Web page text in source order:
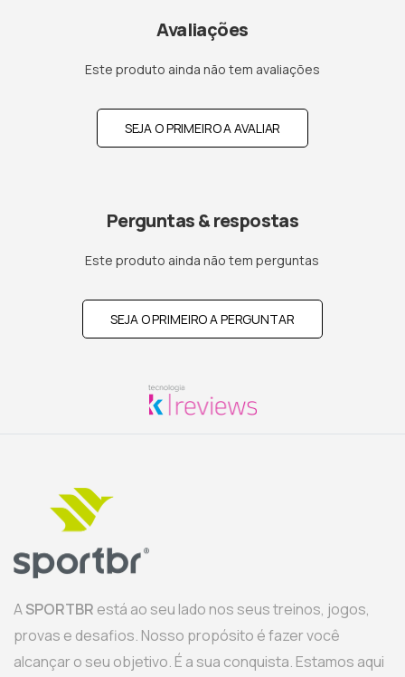
Avaliações
Este produto ainda não tem avaliações
SEJA O PRIMEIRO A AVALIAR
Perguntas & respostas
Este produto ainda não tem perguntas
SEJA O PRIMEIRO A PERGUNTAR
ASPORTBR está ao seu lado nos seus treinos, jogos,
provas e desafios. Nosso propósito é fazer você
alcançar o seu objetivo. É a sua conquista. Estamos aqui